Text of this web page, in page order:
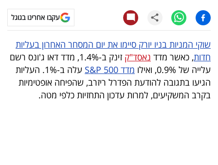
טלוויזיה
עסקי
ספורט
קריירה
ולימודים
עקבו אחרינו בגוגל
שוקי המניות בניו יורק סיימו את יום המסחר האחרון בעליות
חדות, כאשר מדד נאסד"ק
זינק ב-1.4%, מדד דאו ג'ונס רשם
עלייה של 0.9%, ואילו
מדד S&P 500
עלה ב-1%. העליות
הגיעו בתגובה להודעת הפדרל ריזרב, שהפיחה אופטימיות
בקרב המשקיעים, למרות עדכון התחזיות כלפי מטה.